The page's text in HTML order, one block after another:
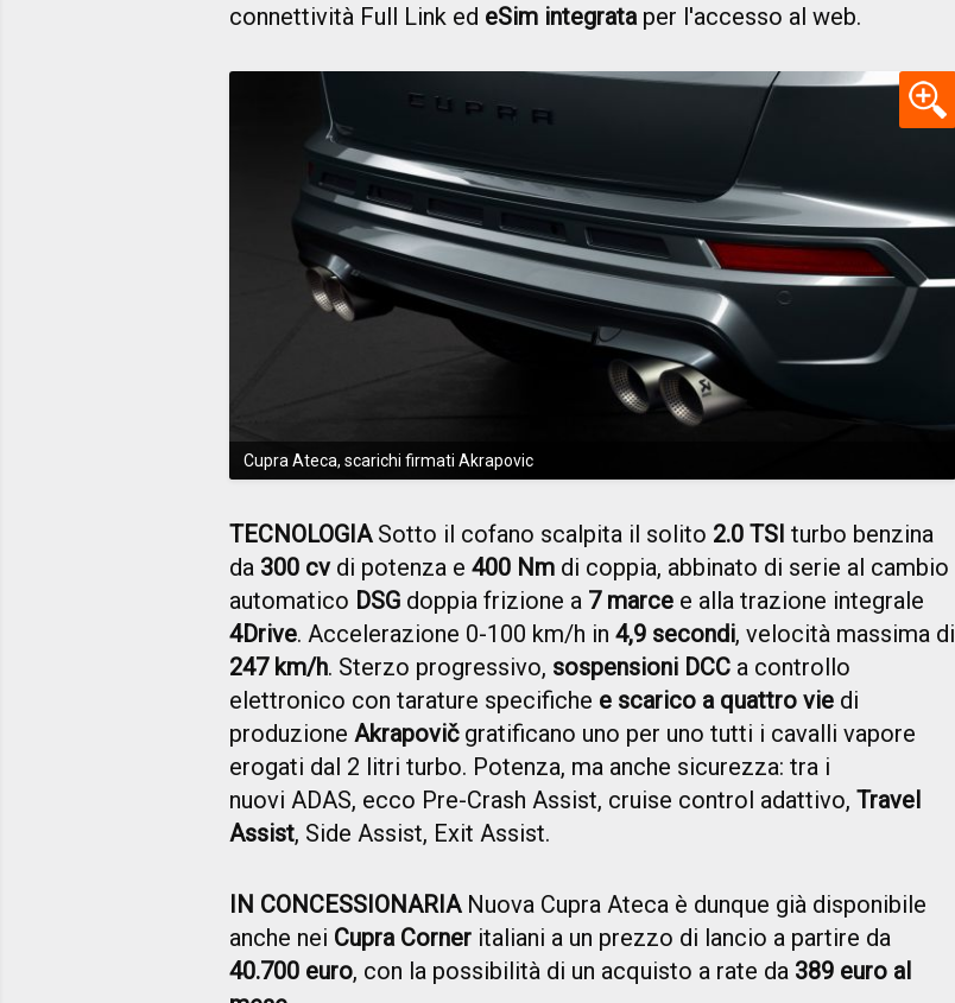
connettività Full Link ed eSim integrata per l'accesso al web.
Cupra Ateca, scarichi firmati Akrapovic
TECNOLOGIASotto il cofano scalpita il solito 2.0 TSI turbo benzina
da 300 cvdi potenza e 400 Nm di coppia, abbinato di serie al cambio
automatico DSG doppia frizione a 7 marce e alla trazione integrale
4Drive. Accelerazione 0-100 km/h in 4,9 secondi, velocità massima di
247 km/h. Sterzo progressivo, sospensioni DCC a controllo
elettronico con tarature specifiche e scarico a quattro vie di
produzione Akrapovičgratificano uno per uno tutti i cavalli vapore
erogati dal 2 litri turbo. Potenza, ma anche sicurezza: tra i
nuovi ADAS, ecco Pre-Crash Assist, cruise control adattivo, Travel
Assist, Side Assist, Exit Assist.
IN CONCESSIONARIANuova Cupra Ateca è dunque già disponibile
anche nei Cupra Corner italiani a un prezzo di lancio a partire da
40.700 euro, con la possibilità di un acquisto a rate da 389 euro al